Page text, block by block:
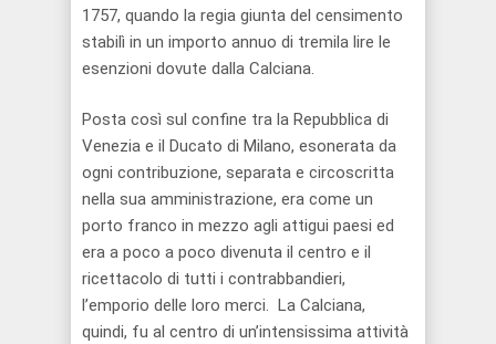
1757, quando la regia giunta del censimento
stabilì in un importo annuo di tremila lire le
esenzioni dovute dalla Calciana.
Posta così sul confine tra la Repubblica di
Venezia e il Ducato di Milano, esonerata da
ogni contribuzione, separata e circoscritta
nella sua amministrazione, era come un
porto franco in mezzo agli attigui paesi ed
era a poco a poco divenuta il centro e il
ricettacolo di tutti i contrabbandieri,
l’emporio delle loro merci. La Calciana,
quindi, fu al centro di un’intensissima attività